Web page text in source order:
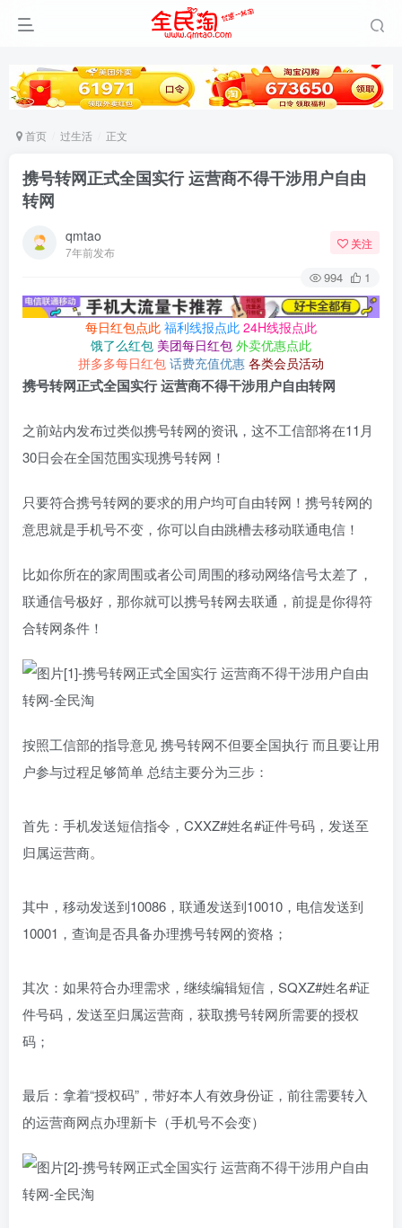
首页 过生活 正文
携号转网正式全国实行 运营商不得干涉用户自由
转网
qmtao
7年前发布
关注
994 1
每日红包点此 福利线报点此 24H线报点此
饿了么红包 美团每日红包 外卖优惠点此
拼多多每日红包 话费充值优惠 各类会员活动
携号转网正式全国实行 运营商不得干涉用户自由转网
之前站内发布过类似携号转网的资讯，这不工信部将在11月
30日会在全国范围实现携号转网！
只要符合携号转网的要求的用户均可自由转网！携号转网的
意思就是手机号不变，你可以自由跳槽去移动联通电信！
比如你所在的家周围或者公司周围的移动网络信号太差了，
联通信号极好，那你就可以携号转网去联通，前提是你得符
合转网条件！
按照工信部的指导意见 携号转网不但要全国执行 而且要让用
户参与过程足够简单 总结主要分为三步：
首先：手机发送短信指令，CXXZ#姓名#证件号码，发送至
归属运营商。
其中，移动发送到10086，联通发送到10010，电信发送到
10001，查询是否具备办理携号转网的资格；
其次：如果符合办理需求，继续编辑短信，SQXZ#姓名#证
件号码，发送至归属运营商，获取携号转网所需要的授权
码；
最后：拿着“授权码”，带好本人有效身份证，前往需要转入
的运营商网点办理新卡（手机号不会变）